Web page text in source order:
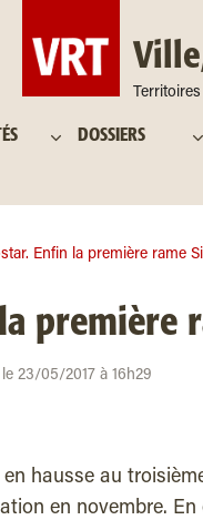
Territoires
DOSSIERS
Enfin la première rame
première
23/05/2017 à 16h29
hausse au
en novembre. En